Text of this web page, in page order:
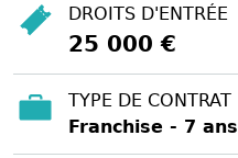
DROITS D'ENTRÉE
25 000 €
TYPE DE CONTRAT
Franchise - 7 ans